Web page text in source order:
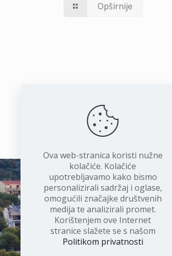
Opširnije
Ova web-stranica koristi nužne
kolačiće. Kolačiće
upotrebljavamo kako bismo
personalizirali sadržaj i oglase,
omogućili značajke društvenih
medija te analizirali promet.
Korištenjem ove Internet
stranice slažete se s našom
Politikom privatnosti